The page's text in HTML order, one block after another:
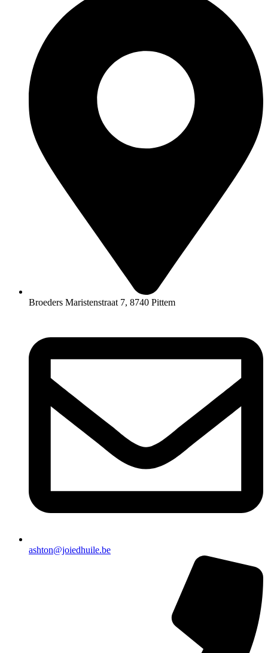
Broeders Maristenstraat 7, 8740 Pittem
ashton@joiedhuile.be